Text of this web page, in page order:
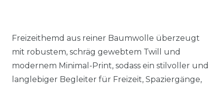
Freizeithemd aus reiner Baumwolle überzeugt
mit robustem, schräg gewebtem Twill und
modernem Minimal-Print, sodass ein stilvoller und
langlebiger Begleiter für Freizeit, Spaziergänge,